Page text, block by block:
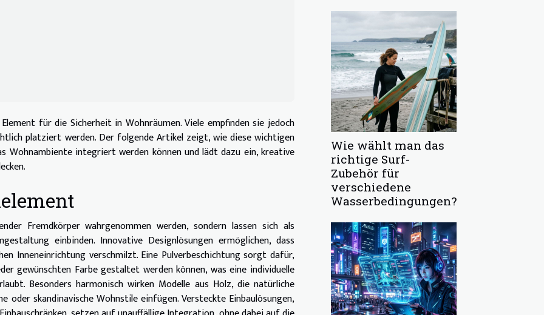
für die Sicherheit in Wohnräumen. Viele empfinden sie jedoch
platziert werden. Der folgende Artikel zeigt, wie diese wichtigen
Wohnambiente integriert werden können und lädt dazu ein, kreative
Fremdkörper wahrgenommen werden, sondern lassen sich als
einbinden. Innovative Designlösungen ermöglichen, dass
Inneneinrichtung verschmilzt. Eine Pulverbeschichtung sorgt dafür,
gewünschten Farbe gestaltet werden können, was eine individuelle
Besonders harmonisch wirken Modelle aus Holz, die natürliche
oder skandinavische Wohnstile einfügen. Versteckte Einbaulösungen,
Wie wählt man das
richtige Surf-
Zubehör für
verschiedene
Wasserbedingungen?